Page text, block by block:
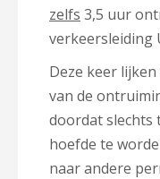
zelfs 3,5 uur
verkeersleiding
Deze keer
van de
doordat slechts
hoefde te
naar andere